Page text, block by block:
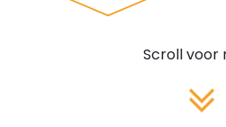
Scroll voor